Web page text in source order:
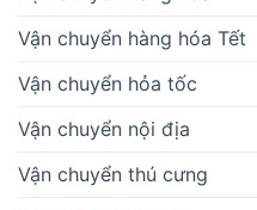
Vận chuyển hàng hóa Tết
Vận chuyển hỏa tốc
Vận chuyển nội địa
Vận chuyển thú cưng